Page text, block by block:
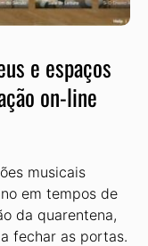
e espaços
on-line
musicais
em tempos de
da quarentena,
fechar as portas.